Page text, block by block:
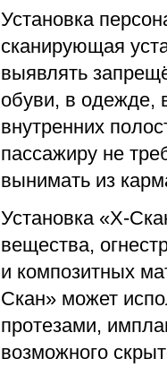
Установка
сканирующая
выявлять
обуви, в одежде,
внутренних
пассажиру не
вынимать из
Установка «Х-
вещества,
и композитных
Скан» может
протезами,
возможного